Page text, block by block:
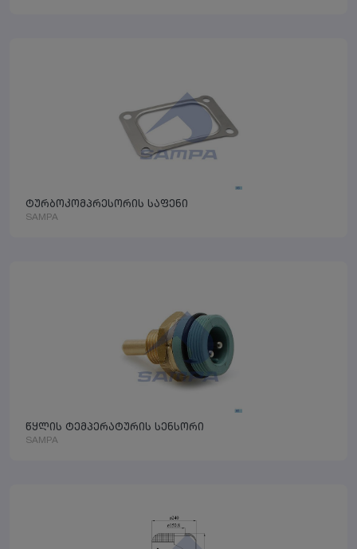
ტურბოკომპრესორის საფენი
SAMPA
წყლის ტემპერატურის სენსორი
SAMPA